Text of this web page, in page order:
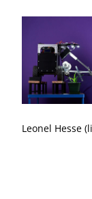
Leonel Hesse